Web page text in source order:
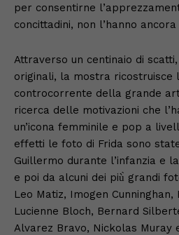
per consentirne
concittadini, non l’hanno ancora
Attraverso un centinaio di
originali, la mostra ricostruisce
controcorrente della grande
ricerca delle motivazioni che
un’icona femminile e pop a
effetti le foto di Frida sono
Guillermo durante l’infanzia e
e poi da alcuni dei più̀ grandi
Leo Matiz, Imogen Cunninghan,
Lucienne Bloch, Bernard
Alvarez Bravo, Nickolas Muray